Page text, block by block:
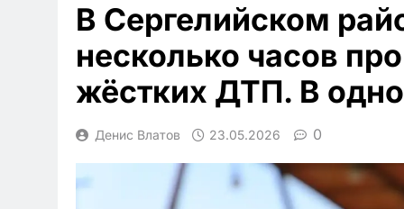
В Сергелийском
несколько часов
жёстких ДТП. В
Денис Влатов 23.05.2026 0